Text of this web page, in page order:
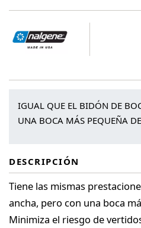
Boca
IGUAL QUE EL BIDÓN DE
UNA BOCA MÁS PEQUEÑA
DESCRIPCIÓN
Tiene las mismas
ancha, pero con una boca
Minimiza el riesgo de